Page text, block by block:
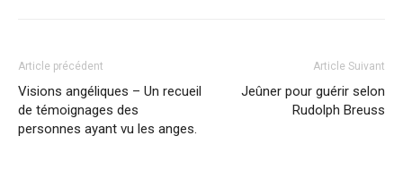
Article précédent
Visions angéliques – Un recueil
de témoignages des
personnes ayant vu les anges.
Article Suivant
Jeûner pour guérir selon
Rudolph Breuss